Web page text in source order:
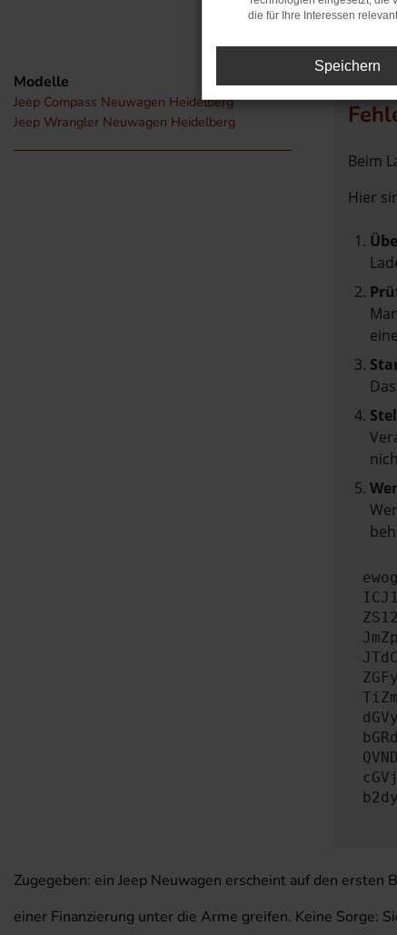
Modelle
Jeep Compass Neuwagen Heidelberg
Jeep Wrangler Neuwagen Heidelberg
Beim
Hier
Zugegeben: ein Jeep Neuwagen erscheint auf den
einer Finanzierung unter die Arme greifen. Keine Sorge:
die für Ihre Interessen
Speichern